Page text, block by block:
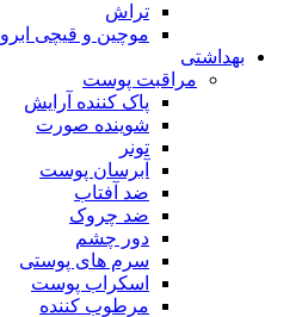
تراش
موچین و قیچی ابرو
بهداشتی
مراقبت پوست
پاک کننده آرایش
شوینده صورت
تونر
آبرسان پوست
ضد آفتاب
ضد چروک
دور چشم
سرم های پوستی
اسکراب پوست
مرطوب کننده